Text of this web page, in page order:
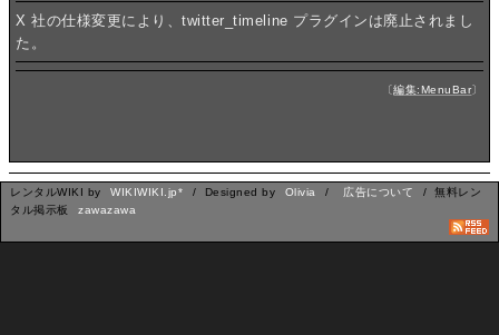
X 社の仕様変更により、twitter_timeline プラグインは廃止されまし
た。
〔編集:MenuBar〕
レンタルWIKI by WIKIWIKI.jp* / Designed by Olivia / 広告について
/ 無料レン
タル掲示板
zawazawa